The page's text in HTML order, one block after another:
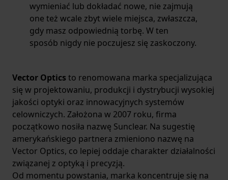
wymieniać lub dokładać nowe, nie zajmują
one też wcale zbyt wiele miejsca, zwłaszcza,
gdy masz odpowiednią torbę. W ten
sposób nigdy nie poczujesz się zaskoczony.
Vector Optics to renomowana marka specjalizująca
się w projektowaniu, produkcji i dystrybucji wysokiej
jakości optyki oraz innowacyjnych systemów
celowniczych. Założona w 2007 roku, firma
początkowo nosiła nazwę Sunclear. Na sugestię
amerykańskiego partnera zmieniono nazwę na
Vector Optics, co lepiej oddaje charakter działalności
związanej z optyką i precyzją.
Od momentu powstania, marka koncentruje się na